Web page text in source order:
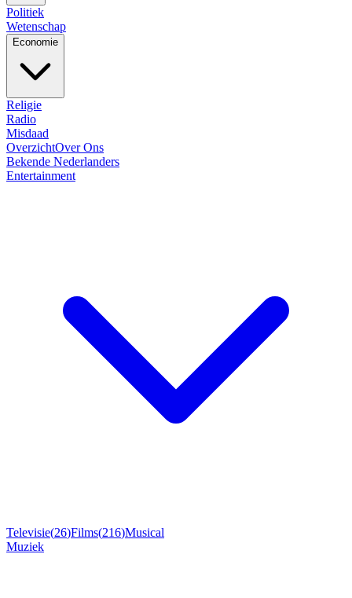
Politiek
Wetenschap
Economie
Religie
Radio
Misdaad
OverzichtOver Ons
Bekende Nederlanders
Entertainment
Televisie(26)Films(216)Musical
Muziek